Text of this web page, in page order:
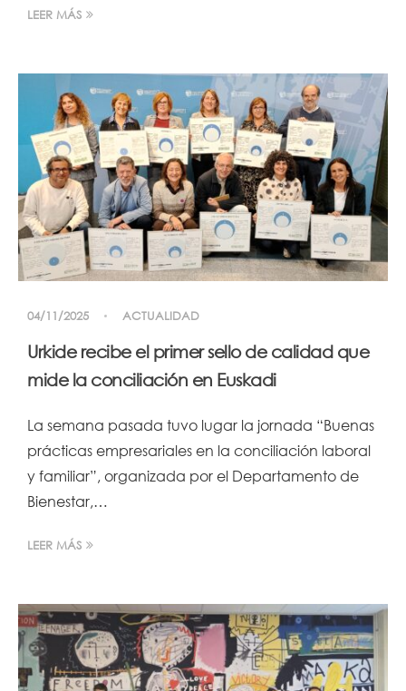
LEER MÁS
04/11/2025 ACTUALIDAD
Urkide recibe el primer sello de calidad que
mide la conciliación en Euskadi
La semana pasada tuvo lugar la jornada “Buenas
prácticas empresariales en la conciliación laboral
y familiar”, organizada por el Departamento de
Bienestar,…
LEER MÁS